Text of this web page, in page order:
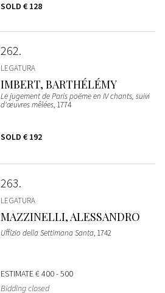
SOLD € 128
262
LEGATURA
IMBERT, BARTHÉLÉMY
Le jugement de Paris poëme en IV chants, suivi
d'œuvres mêlées, 1774
SOLD € 192
263
LEGATURA
MAZZINELLI, ALESSANDRO
Uffizio della Settimana Santa, 1742
ESTIMATE€ 400 - 500
Bidding closed